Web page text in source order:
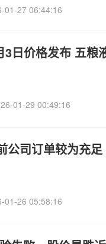
01-27 06:44:16
3日价格发布 五粮
01-29 00:49:16
公司订单较为充足
01-26 05:58:16